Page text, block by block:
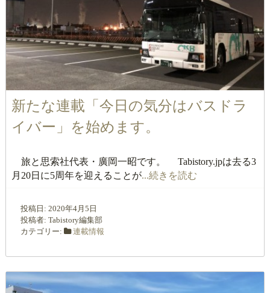
新たな連載「今日の気分はバスドラ
イバー」を始めます。
旅と思索社代表・廣岡一昭です。 Tabistory.jpは去る3
月20日に5周年を迎えることが...続きを読む
投稿日: 2020年4月5日
投稿者: Tabistory編集部
カテゴリー:
連載情報